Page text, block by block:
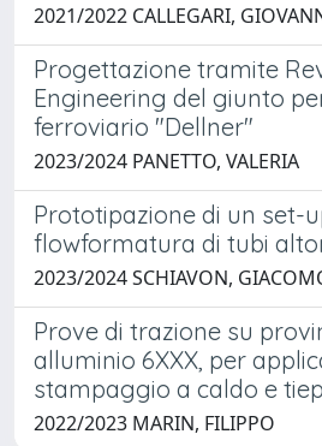
2021/2022 CALLEGARI,
Progettazione tramite
Engineering del giunto
ferroviario "Dellner"
2023/2024 PANETTO, VALERIA
Prototipazione di un set-
flowformatura di tubi
2023/2024 SCHIAVON,
Prove di trazione su
alluminio 6XXX, per
stampaggio a caldo e
2022/2023 MARIN, FILIPPO